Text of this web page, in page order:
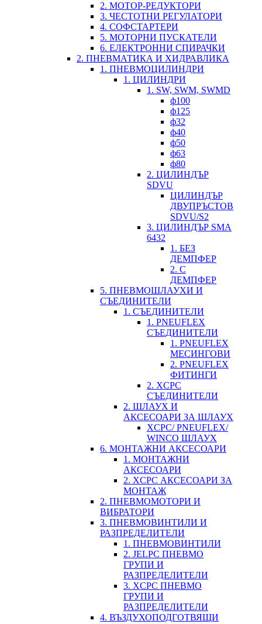
2. МОТОР-РЕДУКТОРИ
3. ЧЕСТОТНИ РЕГУЛАТОРИ
4. СОФСТАРТЕРИ
5. МОТОРНИ ПУСКАТЕЛИ
6. ЕЛЕКТРОННИ СПИРАЧКИ
2. ПНЕВМАТИКА И ХИДРАВЛИКА
1. ПНЕВМОЦИЛИНДРИ
1. ЦИЛИНДРИ
1. SW, SWM, SWMD
ф100
ф125
ф32
ф40
ф50
ф63
ф80
2. ЦИЛИНДЪР
SDVU
ЦИЛИНДЪР
ДВУПРЪСТОВ
SDVU/S2
3. ЦИЛИНДЪР SMA
6432
1. БЕЗ
ДЕМПФЕР
2. С
ДЕМПФЕР
5. ПНЕВМОШЛАУХИ И
СЪЕДИНИТЕЛИ
1. СЪЕДИНИТЕЛИ
1. PNEUFLEX
СЪЕДИНИТЕЛИ
1. PNEUFLEX
МЕСИНГОВИ
2. PNEUFLEX
ФИТИНГИ
2. XCPC
СЪЕДИНИТЕЛИ
2. ШЛАУХ И
АКСЕСОАРИ ЗА ШЛАУХ
XCPC/ PNEUFLEX/
WINCO ШЛАУХ
6. МОНТАЖНИ АКСЕСОАРИ
1. МОНТАЖНИ
АКСЕСОАРИ
2. XCPC АКСЕСОАРИ ЗА
МОНТАЖ
2. ПНЕВМОМОТОРИ И
ВИБРАТОРИ
3. ПНЕВМОВИНТИЛИ И
РАЗПРЕДЕЛИТЕЛИ
1. ПНЕВМОВИНТИЛИ
2. JELPC ПНЕВМО
ГРУПИ И
РАЗПРЕДЕЛИТЕЛИ
3. XCPC ПНЕВМО
ГРУПИ И
РАЗПРЕДЕЛИТЕЛИ
4. ВЪЗДУХОПОДГОТВЯЩИ